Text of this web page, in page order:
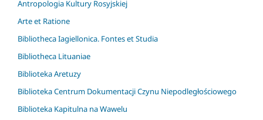
Antropologia Kultury Rosyjskiej
Arte et Ratione
Bibliotheca Iagiellonica. Fontes et Studia
Bibliotheca Lituaniae
Biblioteka Aretuzy
Biblioteka Centrum Dokumentacji Czynu Niepodległościowego
Biblioteka Kapitulna na Wawelu